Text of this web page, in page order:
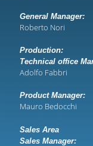
General Manager:
Roberto Nori
Production:
Technical office
Adolfo Fabbri
Product Manager:
Mauro Bedocchi
Sales Area
Sales Manager: